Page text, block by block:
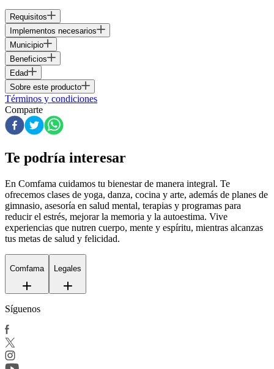
Requisitos
Implementos necesarios
Municipio
Beneficios
Edad
Sobre este producto
Términos y condiciones
Comparte
Te podría interesar
En Comfama cuidamos tu bienestar de manera integral. Te
ofrecemos clases de yoga, danza, cocina y arte, además de planes de
gimnasio, asesoría en salud mental, terapias y programas para
reducir el estrés, mejorar la memoria y la autoestima. Vive
experiencias que nutren cuerpo, mente y espíritu, mientras alcanzas
tus metas de salud y felicidad.
Comfama Legales
Síguenos